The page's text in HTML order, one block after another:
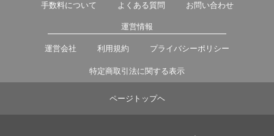
手数料について よくある質問 お問い合わせ
運営情報
運営会社 利用規約 プライバシーポリシー
特定商取引法に関する表示
ページトップヘ